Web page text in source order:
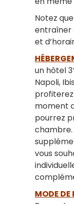
Notez
entraîner
et
un hôtel
Napoli,
moment
pourrez
chambre.
vous
MODE DE